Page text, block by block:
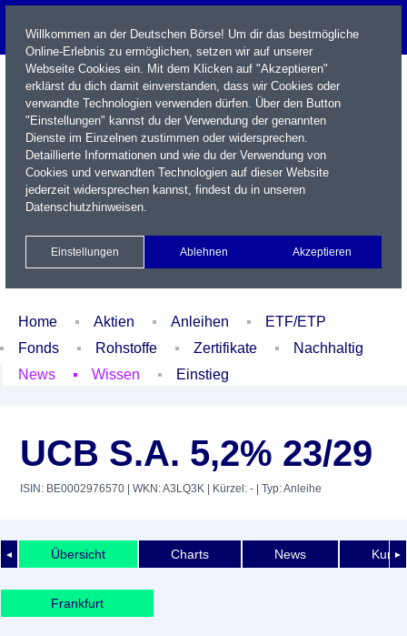
Name / WKN / ISIN / Kürzel
Xetra Realtime
Watchlist Portfolio Login
Home Aktien Anleihen
ETF/ETP
Fonds
Rohstoffe Zertifikate
Nachhaltig
News
Wissen Einstieg
UCB S.A. 5,2% 23/29
ISIN: BE0002976570 | WKN: A3LQ3K | Kürzel: - | Typ: Anleihe
◄ ►
Übersicht Charts News
Frankfurt
Willkommen an der Deutschen Börse! Um dir das bestmögliche
Online-Erlebnis zu ermöglichen, setzen wir auf unserer
Webseite Cookies ein. Mit dem Klicken auf "Akzeptieren"
erklärst du dich damit einverstanden, dass wir Cookies oder
verwandte Technologien verwenden dürfen. Über den Button
"Einstellungen" kannst du der Verwendung der genannten
Dienste im Einzelnen zustimmen oder widersprechen.
Detaillierte Informationen und wie du der Verwendung von
Cookies und verwandten Technologien auf dieser Website
jederzeit widersprechen kannst, findest du in unseren
Datenschutzhinweisen.
Einstellungen Ablehnen Akzeptieren